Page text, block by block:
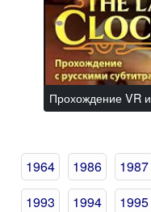
Прохождение VR
1964 1986 1987
1993
1994 1995